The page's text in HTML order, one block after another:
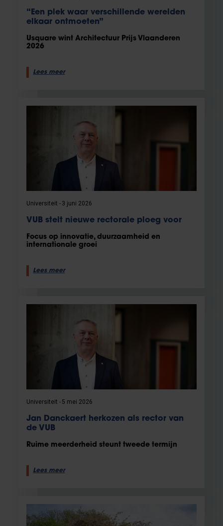
“Een plek waar verschillende werelden
elkaar ontmoeten”
Usquare wint Architectuur Prijs Vlaanderen
2026
Lees meer
Universiteit 3 juni 2026
VUB stelt nieuwe rectorale ploeg voor
Focus op innovatie, duurzaamheid en
internationale groei
Lees meer
Universiteit 5 mei 2026
Jan Danckaert herkozen als rector van
de VUB
Ruime meerderheid steunt tweede termijn
Lees meer